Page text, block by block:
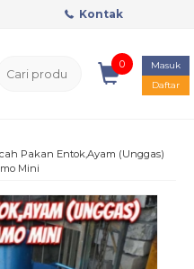
Kontak
0
Masuk
Daftar
Pakan Entok,Ayam (Unggas)
Mini